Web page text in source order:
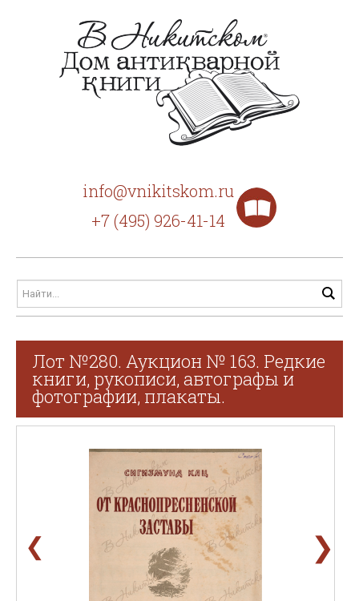
info@vnikitskom.ru
+7 (495) 926-41-14
Лот №280. Аукцион № 163. Редкие
книги, рукописи, автографы и
фотографии, плакаты.
❮ ❯